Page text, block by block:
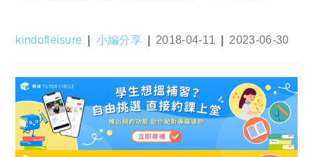
Post
kindofleisure
Post
小編分享
Post
2018-04-11
Post
2023-06-30